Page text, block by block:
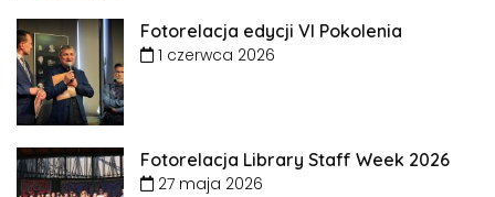
Fotorelacja edycji VI Pokolenia
1 czerwca 2026
Fotorelacja Library Staff Week 2026
27 maja 2026